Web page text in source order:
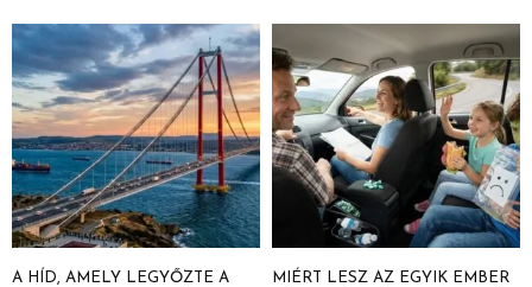
A HÍD, AMELY LEGYŐZTE A
MIÉRT LESZ AZ EGYIK EMBER